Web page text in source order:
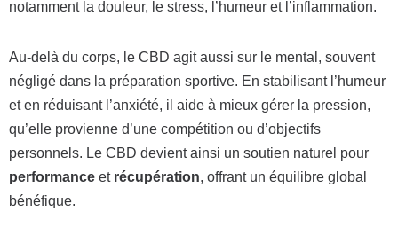
notamment la douleur, le stress, l’humeur et l’inflammation.
Au-delà du corps, le CBD agit aussi sur le mental, souvent
négligé dans la préparation sportive. En stabilisant l’humeur
et en réduisant l’anxiété, il aide à mieux gérer la pression,
qu’elle provienne d’une compétition ou d’objectifs
personnels. Le CBD devient ainsi un soutien naturel pour
performance et récupération, offrant un équilibre global
bénéfique.